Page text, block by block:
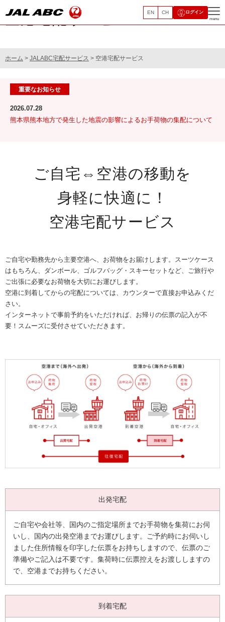
EN CH ログイン
menu
空港宅配サービス
ホーム > JALABC宅配サービス > 空港宅配サービス
重要なお知らせ
2026.07.28
熊本県熊本地方で発生した地震の影響によるお手荷物の集配について
ご自宅⇔空港の移動を
身軽に快適に！
空港宅配サービス
ご自宅や勤務先から主要空港へ、お荷物をお届けします。スーツケース
はもちろん、ダンボール、ゴルフバッグ・スキーセットなど、ご旅行や
ご出張に必要なお荷物を大切にお運びします。
空港に到着してからの宅配については、カウンターで直接お申込みくだ
さい。
インターネットで事前予約をいただければ、お帰りの伝票の記入が不
要！スムーズに受付させていただきます。
ご自宅や会社等、国内のご指定場所までお手荷物を集荷にお伺
いし、国内の出発空港までお運びします。ご予約時にお伺いし
ました住所情報を印字した伝票をお持ちしますので、伝票のご
準備やご記入は不要です。集荷時に伝票控えをお渡ししますの
で、空港までお持ちください。